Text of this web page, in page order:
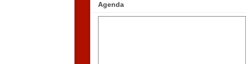
Agenda